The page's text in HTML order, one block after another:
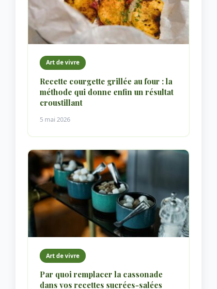
Art de vivre
Recette courgette grillée au four : la
méthode qui donne enfin un résultat
croustillant
5 mai 2026
Art de vivre
Par quoi remplacer la cassonade
dans vos recettes sucrées-salées